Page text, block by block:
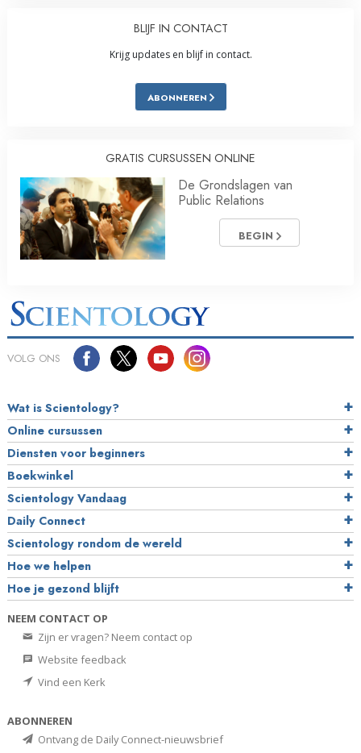
BLIJF IN CONTACT
Krijg updates en blijf in contact.
ABONNEREN
GRATIS CURSUSSEN ONLINE
De Grondslagen van
Public Relations
BEGIN
VOLG ONS
Wat is Scientology?
Online cursussen
Diensten voor beginners
Boekwinkel
Scientology Vandaag
Daily Connect
Scientology rondom de wereld
Hoe we helpen
Hoe je gezond blijft
NEEM CONTACT OP
Zijn er vragen? Neem contact op
Website feedback
Vind een Kerk
ABONNEREN
Ontvang de Daily Connect-nieuwsbrief